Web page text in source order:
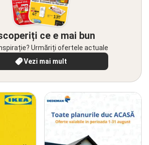
ce e mai bun
Urmăriți ofertele actuale
Vezi mai mult